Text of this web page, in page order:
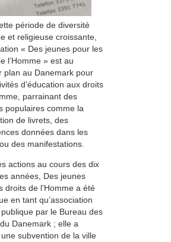
période de diversité
et religieuse croissante,
« Des jeunes pour les
l’Homme » est au
plan au Danemark pour
d’éducation aux droits
parrainant des
populaires comme la
de livrets, des
données dans les
des manifestations.
actions au cours des dix
années, Des jeunes
droits de l’Homme a été
en tant qu’association
publique par le Bureau des
Danemark ; elle a
subvention de la ville